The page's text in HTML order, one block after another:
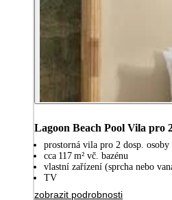
Lagoon Beach Pool Vila pro
prostorná vila pro 2 dosp.
cca 117 m² vč. bazénu
vlastní zařízení (sprcha nebo
TV
zobrazit podrobnosti